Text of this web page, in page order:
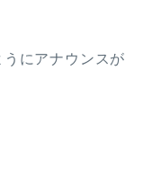
にアナウンスが